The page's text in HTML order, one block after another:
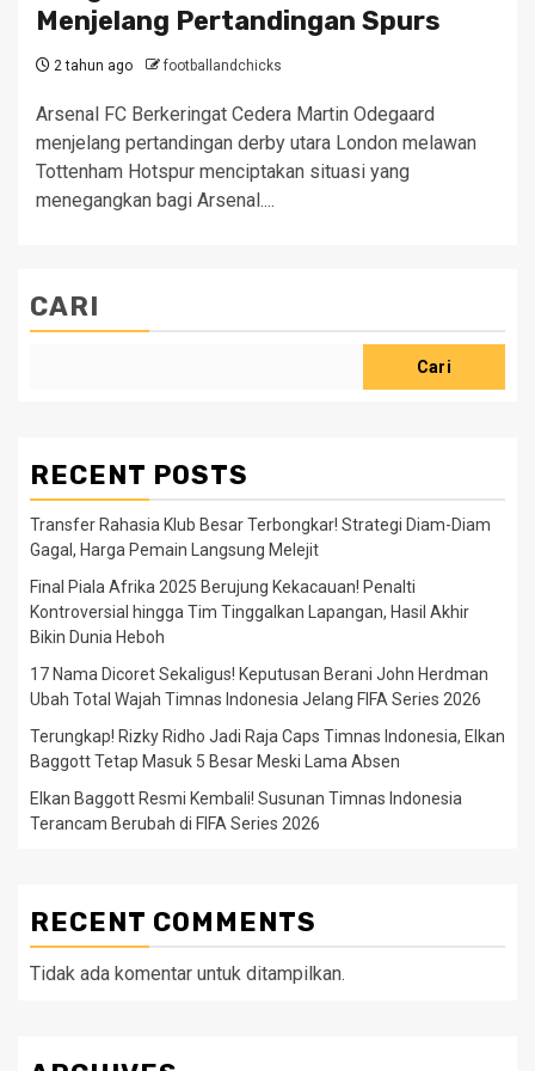
Menjelang Pertandingan Spurs
2 tahun ago footballandchicks
Arsenal FC Berkeringat ​Cedera Martin Odegaard
menjelang pertandingan derby utara London melawan
Tottenham Hotspur menciptakan situasi yang
menegangkan bagi Arsenal.​...
CARI
Cari
RECENT POSTS
Transfer Rahasia Klub Besar Terbongkar! Strategi Diam-Diam
Gagal, Harga Pemain Langsung Melejit
Final Piala Afrika 2025 Berujung Kekacauan! Penalti
Kontroversial hingga Tim Tinggalkan Lapangan, Hasil Akhir
Bikin Dunia Heboh
17 Nama Dicoret Sekaligus! Keputusan Berani John Herdman
Ubah Total Wajah Timnas Indonesia Jelang FIFA Series 2026
Terungkap! Rizky Ridho Jadi Raja Caps Timnas Indonesia, Elkan
Baggott Tetap Masuk 5 Besar Meski Lama Absen
Elkan Baggott Resmi Kembali! Susunan Timnas Indonesia
Terancam Berubah di FIFA Series 2026
RECENT COMMENTS
Tidak ada komentar untuk ditampilkan.